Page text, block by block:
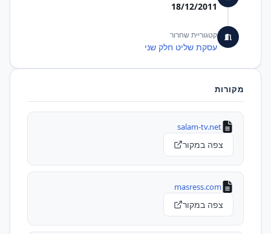
18/12/2011
קטגוריית שחרור
עסקת שליט חלק שני
מקורות
salam-tv.net
צפה במקור
masress.com
צפה במקור